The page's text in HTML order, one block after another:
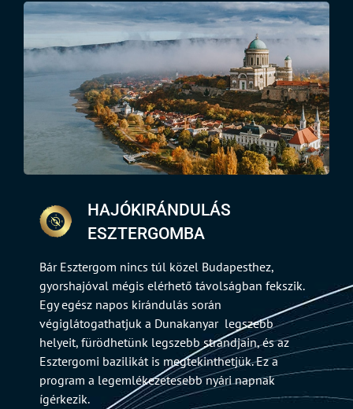
HAJÓKIRÁNDULÁS
ESZTERGOMBA
Bár Esztergom nincs túl közel Budapesthez,
gyorshajóval mégis elérhető távolságban fekszik.
Egy egész napos kirándulás során
végiglátogathatjuk a Dunakanyar legszebb
helyeit, fürödhetünk legszebb strandjain, és az
Esztergomi bazilikát is megtekinthetjük. Ez a
program a legemlékezetesebb nyári napnak
ígérkezik.